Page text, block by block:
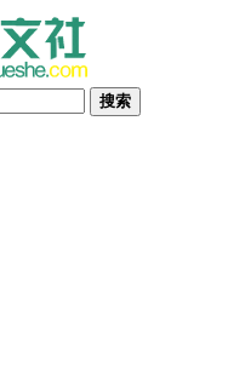
搜索